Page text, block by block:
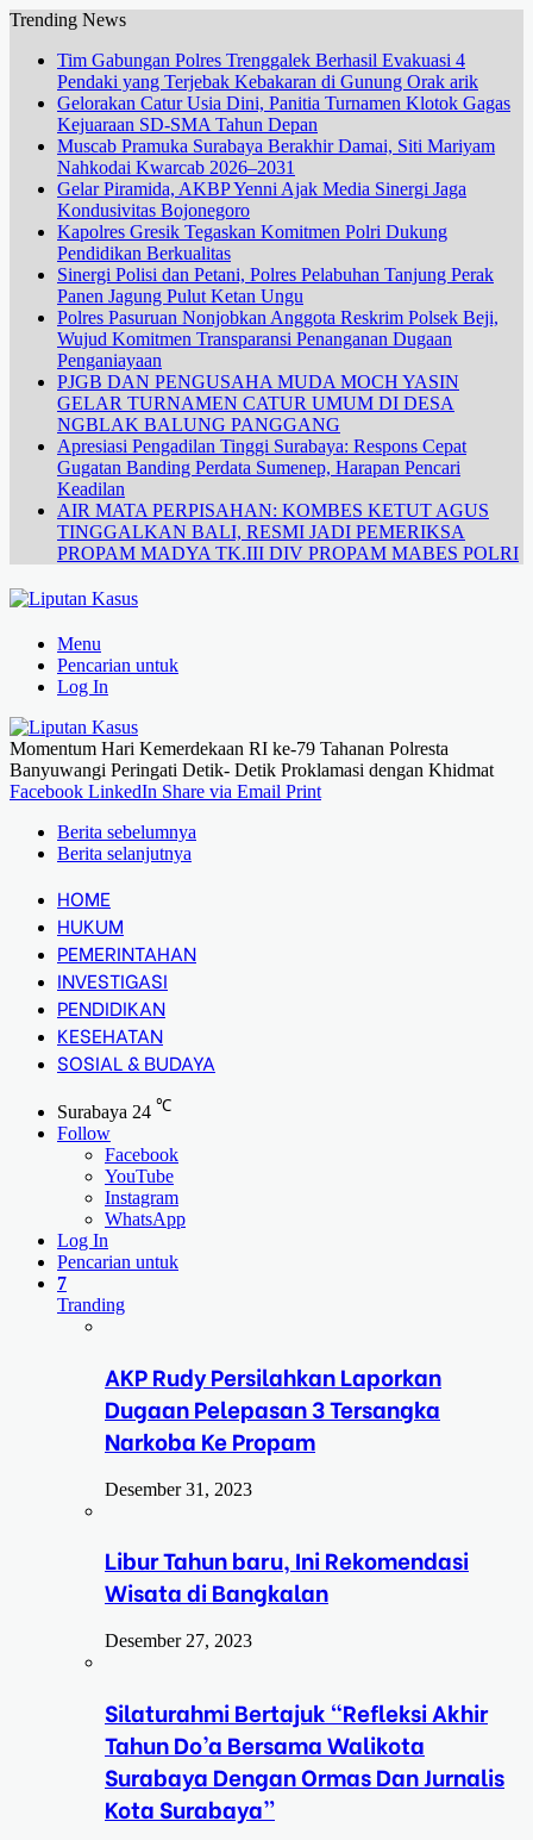
Trending News
Tim Gabungan Polres Trenggalek Berhasil Evakuasi 4
Pendaki yang Terjebak Kebakaran di Gunung Orak arik
Gelorakan Catur Usia Dini, Panitia Turnamen Klotok Gagas
Kejuaraan SD-SMA Tahun Depan
Muscab Pramuka Surabaya Berakhir Damai, Siti Mariyam
Nahkodai Kwarcab 2026–2031
Gelar Piramida, AKBP Yenni Ajak Media Sinergi Jaga
Kondusivitas Bojonegoro
Kapolres Gresik Tegaskan Komitmen Polri Dukung
Pendidikan Berkualitas
Sinergi Polisi dan Petani, Polres Pelabuhan Tanjung Perak
Panen Jagung Pulut Ketan Ungu
Polres Pasuruan Nonjobkan Anggota Reskrim Polsek Beji,
Wujud Komitmen Transparansi Penanganan Dugaan
Penganiayaan
PJGB DAN PENGUSAHA MUDA MOCH YASIN
GELAR TURNAMEN CATUR UMUM DI DESA
NGBLAK BALUNG PANGGANG
Apresiasi Pengadilan Tinggi Surabaya: Respons Cepat
Gugatan Banding Perdata Sumenep, Harapan Pencari
Keadilan
AIR MATA PERPISAHAN: KOMBES KETUT AGUS
TINGGALKAN BALI, RESMI JADI PEMERIKSA
PROPAM MADYA TK.III DIV PROPAM MABES POLRI
Menu
Pencarian untuk
Log In
Momentum Hari Kemerdekaan RI ke-79 Tahanan Polresta
Banyuwangi Peringati Detik- Detik Proklamasi dengan Khidmat
Facebook LinkedIn Share via Email Print
Berita sebelumnya
Berita selanjutnya
HOME
HUKUM
PEMERINTAHAN
INVESTIGASI
PENDIDIKAN
KESEHATAN
SOSIAL & BUDAYA
Surabaya 24 ℃
Follow
Facebook
YouTube
Instagram
WhatsApp
Log In
Pencarian untuk
7
Tranding
AKP Rudy Persilahkan Laporkan
Dugaan Pelepasan 3 Tersangka
Narkoba Ke Propam
Desember 31, 2023
Libur Tahun baru, Ini Rekomendasi
Wisata di Bangkalan
Desember 27, 2023
Silaturahmi Bertajuk “Refleksi Akhir
Tahun Do’a Bersama Walikota
Surabaya Dengan Ormas Dan Jurnalis
Kota Surabaya”